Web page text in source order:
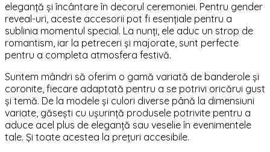
eleganță și încântare în decorul ceremoniei. Pentru gender
reveal-uri, aceste accesorii pot fi esențiale pentru a
sublinia momentul special. La nunți, ele aduc un strop de
romantism, iar la petreceri și majorate, sunt perfecte
pentru a completa atmosfera festivă.
Suntem mândri să oferim o gamă variată de banderole și
coronite, fiecare adaptată pentru a se potrivi oricărui gust
și temă. De la modele și culori diverse până la dimensiuni
variate, găsești cu ușurință produsele potrivite pentru a
aduce acel plus de eleganță sau veselie în evenimentele
tale. Și toate acestea la prețuri accesibile.